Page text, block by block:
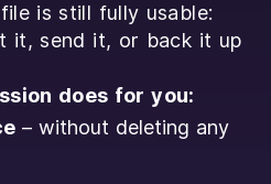
is still fully usable:
it, send it, or back it up
does for you:
– without deleting any